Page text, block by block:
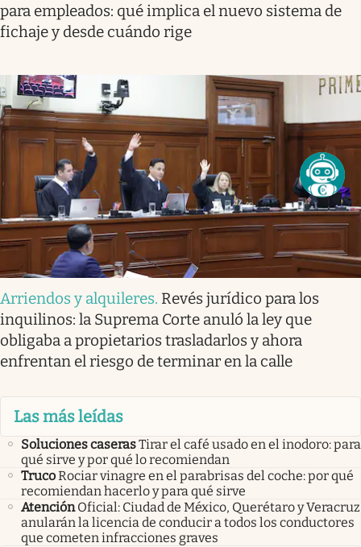
para empleados: qué implica el nuevo sistema de
fichaje y desde cuándo rige
Arriendos y alquileres. Revés jurídico para los
inquilinos: la Suprema Corte anuló la ley que
obligaba a propietarios trasladarlos y ahora
enfrentan el riesgo de terminar en la calle
Las más leídas
Soluciones caserasTirar el café usado en el inodoro: para
qué sirve y por qué lo recomiendan
TrucoRociar vinagre en el parabrisas del coche: por qué
recomiendan hacerlo y para qué sirve
Atención Oficial: Ciudad de México, Querétaro y Veracruz
anularán la licencia de conducir a todos los conductores
que cometen infracciones graves